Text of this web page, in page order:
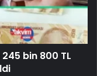
bin 800 TL